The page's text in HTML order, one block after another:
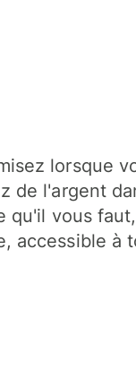
lorsque
de l'argent
qu'il vous
accessible à